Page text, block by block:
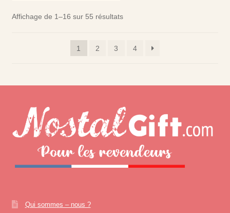
Affichage de 1–16 sur 55 résultats
1 2 3 4
Qui sommes – nous ?